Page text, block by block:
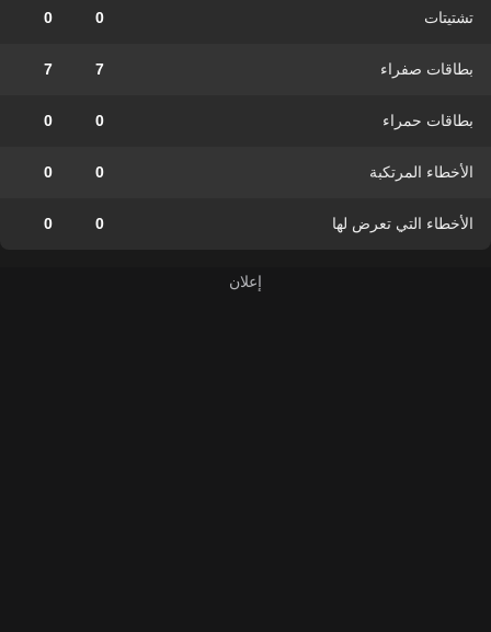
تشتيتات 0
0
بطاقات صفراء 7
7
بطاقات حمراء 0
0
الأخطاء المرتكبة 0
0
الأخطاء التي تعرض لها 0
0